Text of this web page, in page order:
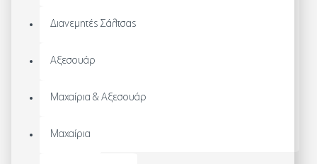
Διανεμητές Σάλτσας
Αξεσουάρ
Μαχαίρια & Αξεσουάρ
Μαχαίρια